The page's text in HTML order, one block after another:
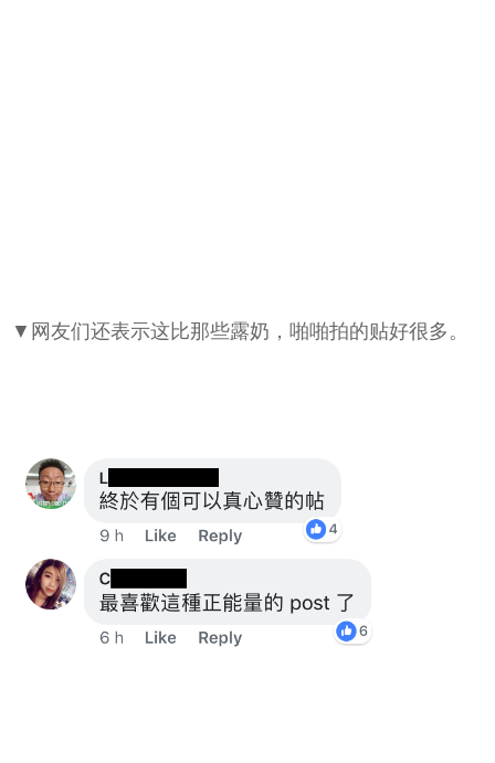
▼网友们还表示这比那些露奶，啪啪拍的贴好很多。